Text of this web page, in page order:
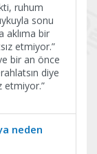
ruhum
sonu
aklıma bir
etmiyor.”
bir an önce
diye
etmiyor.”
neden